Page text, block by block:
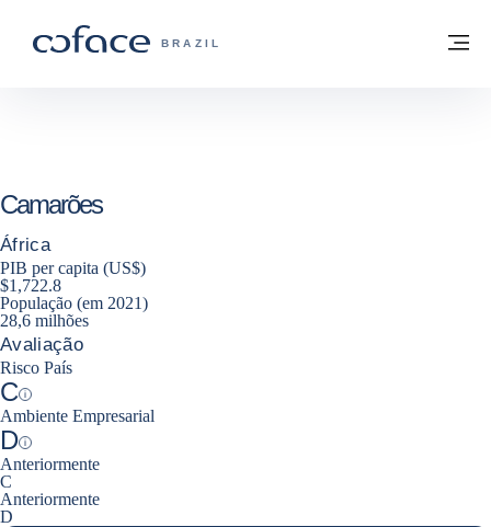
COFACE FOR TRADE - SITE DO GRUPO
BRAZIL
Voltar à página inicial
Camarões
África
PIB per capita (US$)
$1,722.8
População (em 2021)
28,6 milhões
Avaliação
Risco País
C
Help
Ambiente Empresarial
D
Help
Anteriormente
C
Anteriormente
D